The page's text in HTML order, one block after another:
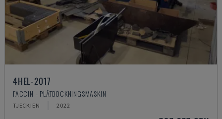
4HEL-2017
FACCIN - PLÅTBOCKNINGSMASKIN
TJECKIEN 2022